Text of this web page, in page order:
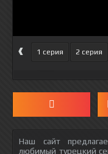
‹ 1 серия 2 серия
Наш сайт
любимый турецкий